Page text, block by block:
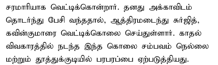
சரமாரியாக வெட்டிக்கொன்றார். தனது அக்காவிடம்
தொடர்ந்து பேசி வந்ததால், ஆத்திரமடைந்து சுர்ஜித்,
கவின்குமாரை வெட்டிக்கொலை செய்துள்ளார். காதல்
விவகாரத்தில் நடந்த இந்த கொலை சம்பவம் நெல்லை
மற்றும் தூத்துக்குடியில் பரபரப்பை ஏற்படுத்தியது.